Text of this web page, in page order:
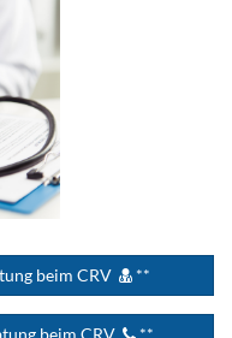
beim CRV **
beim CRV **